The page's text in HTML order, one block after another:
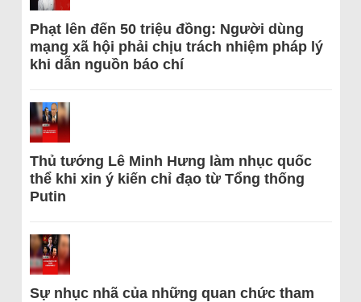
Phạt lên đến 50 triệu đồng: Người dùng
mạng xã hội phải chịu trách nhiệm pháp lý
khi dẫn nguồn báo chí
Thủ tướng Lê Minh Hưng làm nhục quốc
thể khi xin ý kiến chỉ đạo từ Tổng thống
Putin
Sự nhục nhã của những quan chức tham